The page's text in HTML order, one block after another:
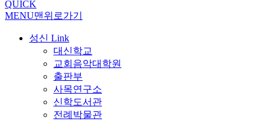
QUICK
MENU맨위로가기
성신 Link
대신학교
교회음악대학원
출판부
사목연구소
신학도서관
전례박물관